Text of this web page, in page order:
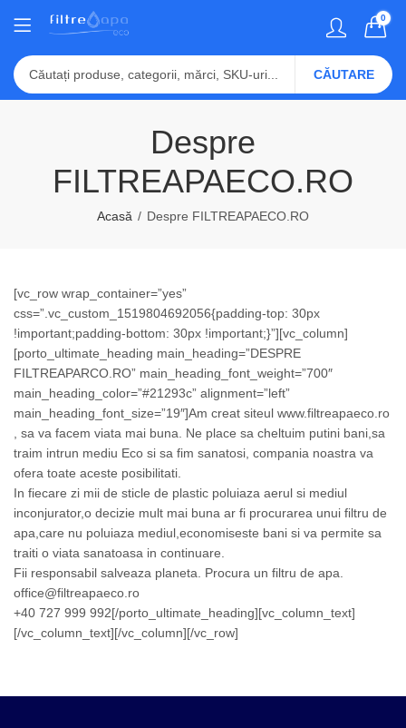
0
CĂUTARE
Despre
FILTREAPAECO.RO
Acasă Despre FILTREAPAECO.RO
[vc_row wrap_container=”yes”
css=”.vc_custom_1519804692056{padding-top: 30px
!important;padding-bottom: 30px !important;}”][vc_column]
[porto_ultimate_heading main_heading=”DESPRE
FILTREAPARCO.RO” main_heading_font_weight=”700″
main_heading_color=”#21293c” alignment=”left”
main_heading_font_size=”19″]Am creat siteul www.filtreapaeco.ro
, sa va facem viata mai buna. Ne place sa cheltuim putini bani,sa
traim intrun mediu Eco si sa fim sanatosi, compania noastra va
ofera toate aceste posibilitati.
In fiecare zi mii de sticle de plastic poluiaza aerul si mediul
inconjurator,o decizie mult mai buna ar fi procurarea unui filtru de
apa,care nu poluiaza mediul,economiseste bani si va permite sa
traiti o viata sanatoasa in continuare.
Fii responsabil salveaza planeta. Procura un filtru de apa.
office@filtreapaeco.ro
+40 727 999 992[/porto_ultimate_heading][vc_column_text]
[/vc_column_text][/vc_column][/vc_row]